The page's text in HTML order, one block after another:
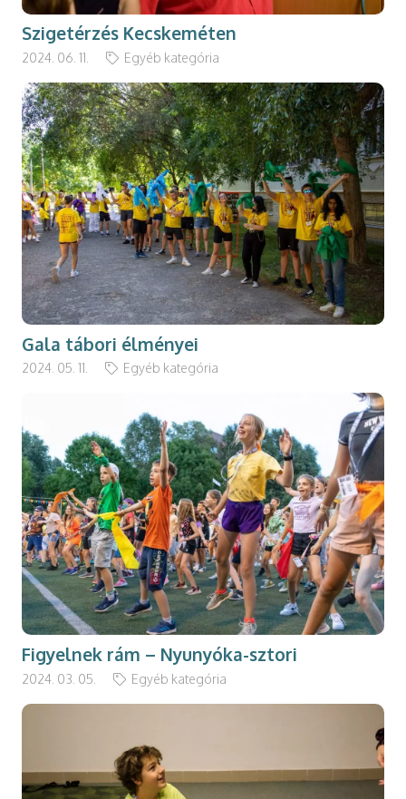
Szigetérzés Kecskeméten
2024. 06. 11. Egyéb kategória
Gala tábori élményei
2024. 05. 11. Egyéb kategória
Figyelnek rám – Nyunyóka-sztori
2024. 03. 05. Egyéb kategória